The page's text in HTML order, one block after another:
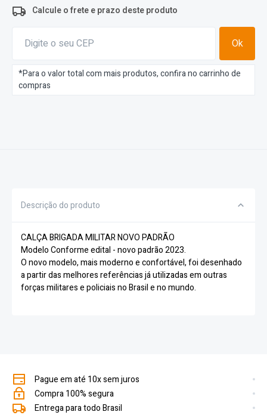
Calcule o frete e prazo deste produto
Ok
*Para o valor total com mais produtos, confira no carrinho de
compras
Descrição do produto
CALÇA BRIGADA MILITAR NOVO PADRÃO
Modelo Conforme edital - novo padrão 2023.
O novo modelo, mais moderno e confortável, foi desenhado
a partir das melhores referências já utilizadas em outras
forças militares e policiais no Brasil e no mundo.
Pague em até 10x sem juros
Compra 100% segura
Entrega para todo Brasil